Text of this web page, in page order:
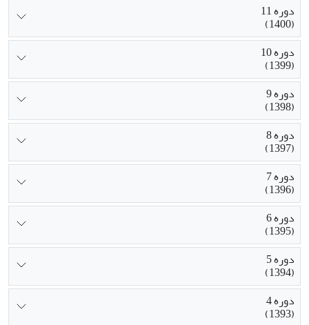
دوره 11
(1400)
دوره 10
(1399)
دوره 9
(1398)
دوره 8
(1397)
دوره 7
(1396)
دوره 6
(1395)
دوره 5
(1394)
دوره 4
(1393)